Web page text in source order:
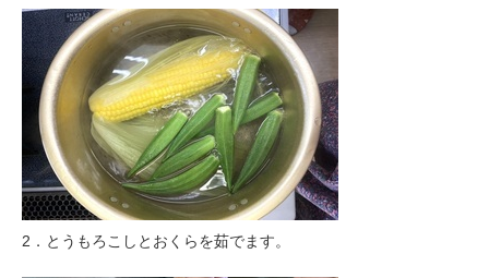
2．とうもろこしとおくらを茹でます。